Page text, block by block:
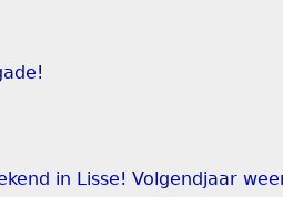
in Lisse! Volgendjaar